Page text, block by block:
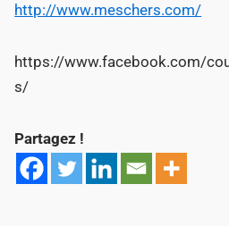
http://www.meschers.com/
https://www.facebook.com/
s/
Partagez !